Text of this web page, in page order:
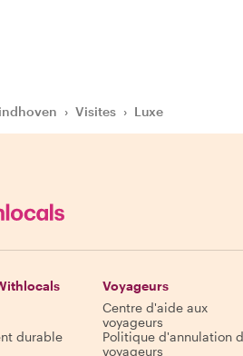
› Visites › Luxe
durable
Voyageurs
Centre d'aide aux
voyageurs
Politique d'annulation
voyageurs